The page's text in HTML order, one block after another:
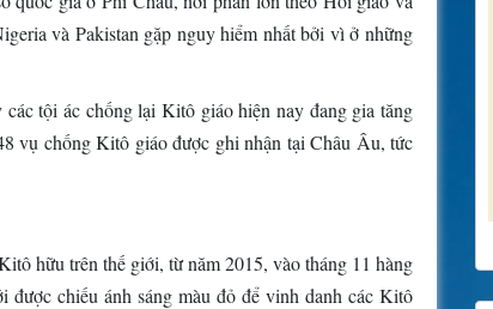
và Pakistan gặp nguy hiểm nhất bởi vì ở những
tội ác chống lại Kitô giáo hiện nay đang gia tăng
vụ chống Kitô giáo được ghi nhận tại Châu Âu, tức
hữu trên thế giới, từ năm 2015, vào tháng 11 hàng
được chiếu ánh sáng màu đỏ để vinh danh các Kitô